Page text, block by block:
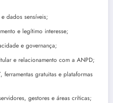
dados sensíveis;
e legítimo interesse;
e governança;
e relacionamento com a ANPD;
ferramentas gratuitas e plataformas
gestores e áreas críticas;